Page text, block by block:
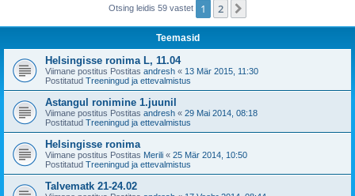
Otsing leidis 59 vastet 1 2
Teemasid
Helsingisse ronima L, 11.04
Viimane postitus Postitas andresh « 13 Mär 2015, 11:30
Postitatud Treeningud ja ettevalmistus
Astangul ronimine 1.juunil
Viimane postitus Postitas andresh « 29 Mai 2014, 08:18
Postitatud Treeningud ja ettevalmistus
Helsingisse ronima
Viimane postitus Postitas Merili « 25 Mär 2014, 10:50
Postitatud Treeningud ja ettevalmistus
Talvematk 21-24.02